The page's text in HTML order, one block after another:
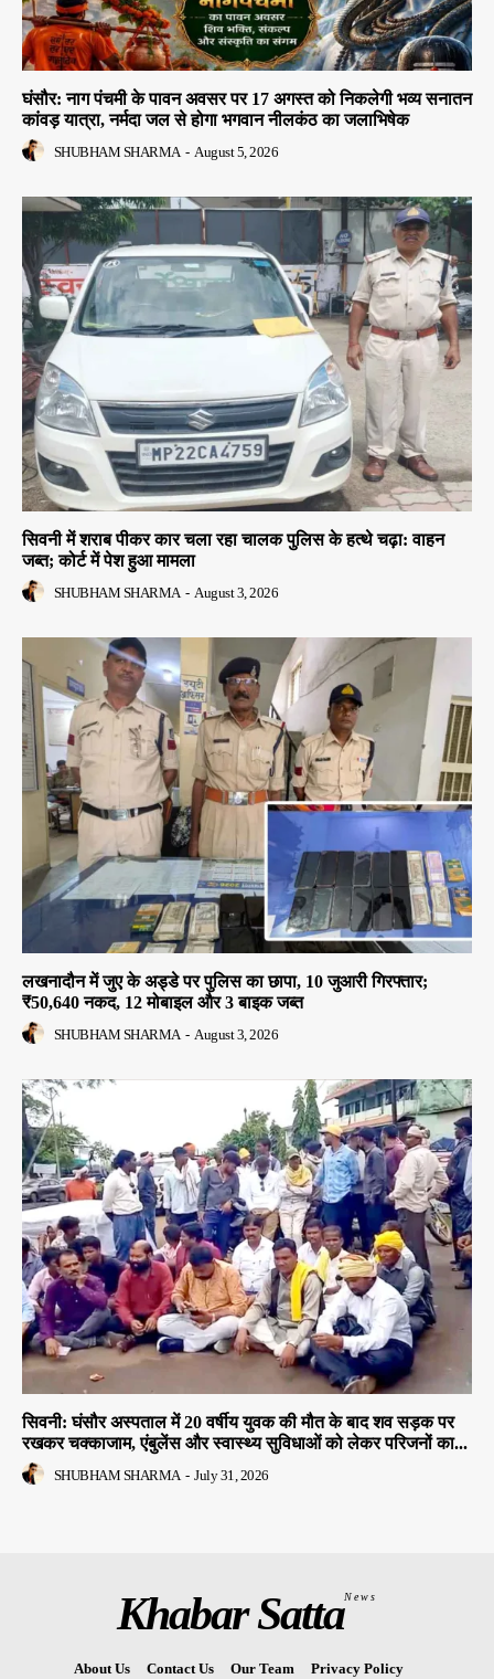
घंसौर: नाग पंचमी के पावन अवसर पर 17 अगस्त को निकलेगी भव्य सनातन
कांवड़ यात्रा, नर्मदा जल से होगा भगवान नीलकंठ का जलाभिषेक
SHUBHAM SHARMA - August 5, 2026
सिवनी में शराब पीकर कार चला रहा चालक पुलिस के हत्थे चढ़ा: वाहन
जब्त; कोर्ट में पेश हुआ मामला
SHUBHAM SHARMA - August 3, 2026
लखनादौन में जुए के अड्डे पर पुलिस का छापा, 10 जुआरी गिरफ्तार;
₹50,640 नकद, 12 मोबाइल और 3 बाइक जब्त
SHUBHAM SHARMA - August 3, 2026
सिवनी: घंसौर अस्पताल में 20 वर्षीय युवक की मौत के बाद शव सड़क पर
रखकर चक्काजाम, एंबुलेंस और स्वास्थ्य सुविधाओं को लेकर परिजनों का...
SHUBHAM SHARMA - July 31, 2026
Khabar SattaNews
About Us Contact Us Our Team
Privacy Policy